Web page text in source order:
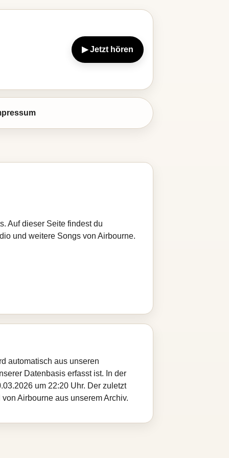
▶ Jetzt hören
Auf dieser Seite findest du
und weitere Songs von Airbourne.
automatisch aus unseren
Datenbasis erfasst ist. In der
um 22:20 Uhr. Der zuletzt
Airbourne aus unserem Archiv.